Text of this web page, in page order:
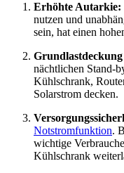
Erhöhte Autarkie:
nutzen und
sein, hat einen
nächtlichen Stand-
Kühlschrank,
Solarstrom decken.
Notstromfunktion.
wichtige
Kühlschrank